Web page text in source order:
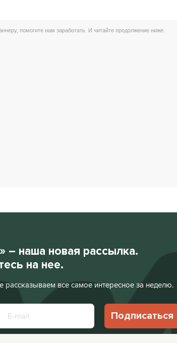
– наша новая рассылка.
на нее.
рассказываем все самое интересное за неделю.
Подписаться